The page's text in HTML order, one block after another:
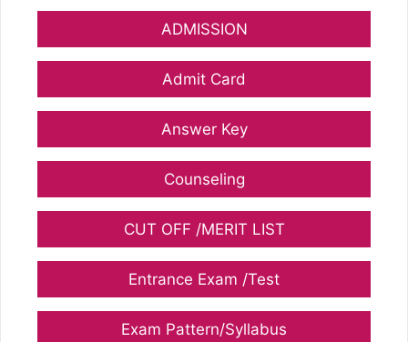
ADMISSION
Admit Card
Answer Key
Counseling
CUT OFF /MERIT LIST
Entrance Exam /Test
Exam Pattern/Syllabus